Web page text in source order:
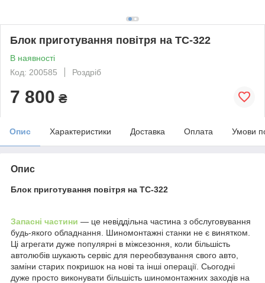
Блок приготування повітря на ТС-322
В наявності
Код: 200585
Роздріб
7 800 ₴
Опис Характеристики Доставка Оплата Умови
Опис
Блок приготування повітря на ТС-322
Запасні частини — це невіддільна частина з обслуговування
будь-якого обладнання. Шиномонтажні станки не є винятком.
Ці агрегати дуже популярні в міжсезоння, коли більшість
автолюбів шукають сервіс для переобвзування свого авто,
заміни старих покришок на нові та інші операції. Сьогодні
дуже просто виконувати більшість шиномонтажних заходів на